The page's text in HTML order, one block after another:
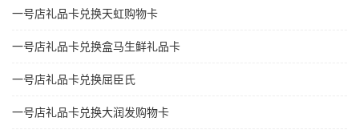
一号店礼品卡兑换天虹购物卡
一号店礼品卡兑换盒马生鲜礼品卡
一号店礼品卡兑换屈臣氏
一号店礼品卡兑换大润发购物卡